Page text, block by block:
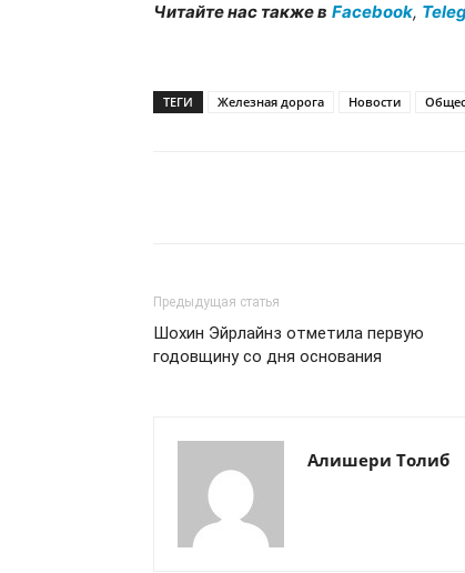
Читайте нас также в Facebook,
ТЕГИ Железная дорога Новости
Предыдущая статья
Шохин Эйрлайнз отметила первую
годовщину со дня основания
Алишери Толиб